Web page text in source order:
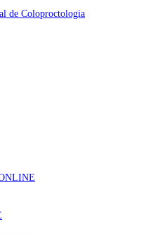
de Coloproctologia